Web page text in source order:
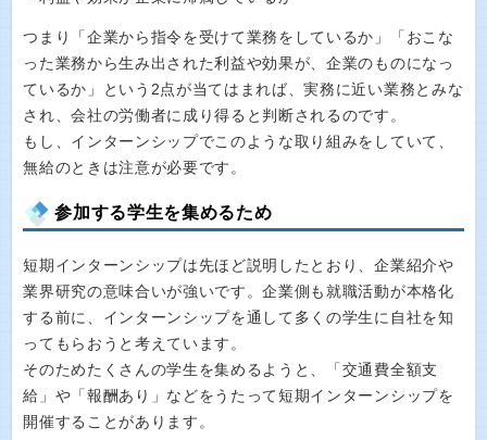
つまり「企業から指令を受けて業務をしているか」「おこな
った業務から生み出された利益や効果が、企業のものになっ
ているか」という2点が当てはまれば、実務に近い業務とみな
され、会社の労働者に成り得ると判断されるのです。
もし、インターンシップでこのような取り組みをしていて、
無給のときは注意が必要です。
参加する学生を集めるため
短期インターンシップは先ほど説明したとおり、企業紹介や
業界研究の意味合いが強いです。企業側も就職活動が本格化
する前に、インターンシップを通して多くの学生に自社を知
ってもらおうと考えています。
そのためたくさんの学生を集めるようと、「交通費全額支
給」や「報酬あり」などをうたって短期インターンシップを
開催することがあります。